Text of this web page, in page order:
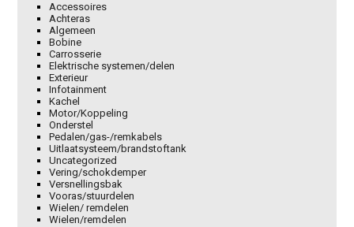
Accessoires
Achteras
Algemeen
Bobine
Carrosserie
Elektrische systemen/delen
Exterieur
Infotainment
Kachel
Motor/Koppeling
Onderstel
Pedalen/gas-/remkabels
Uitlaatsysteem/brandstoftank
Uncategorized
Vering/schokdemper
Versnellingsbak
Vooras/stuurdelen
Wielen/ remdelen
Wielen/remdelen